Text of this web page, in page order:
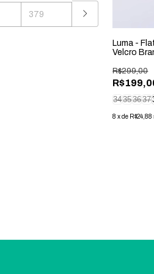
Luma -
Velcro
R$299,00
34353637
8 xde R$24,88